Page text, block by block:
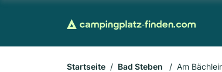
Startseite Bad Steben Am